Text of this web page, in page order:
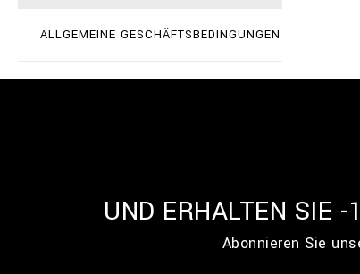
ALLGEMEINE GESCHÄFTSBEDINGUNGEN
UND ERHALTEN SIE
Abonnieren Sie